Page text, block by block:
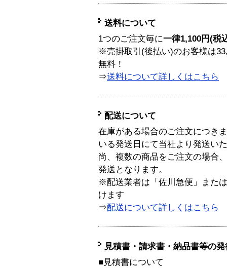
送料について
1つのご注文毎に一律1,100円(税
※売掛取引(後払い)のお客様は
無料！
⇒送料について詳しくはこちら
配送について
在庫がある場合のご注文につき
いる発送日にて当社より発送い
尚、複数の商品をご注文の場合
発送となります。
※配送業者は「佐川急便」また
けます
⇒配送について詳しくはこちら
見積書・請求書・納品書等の
■見積書について